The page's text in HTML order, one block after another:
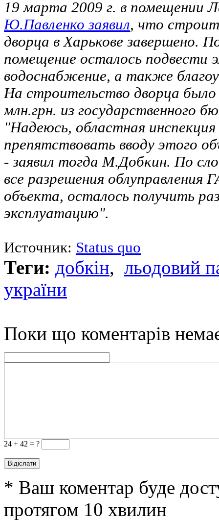
19 марта 2009 г. в помещении
Ю.Павленко заявил, что
дворца в Харькове завершено.
помещение осталось подвести
водоснабжение, а также
На строительство дворца было
млн.грн. из государственного
"Надеюсь, областная
препятствовать вводу этого
- заявил тогда М.Добкин. По
все разрешения
объекта, осталось получить
эксплуатацию".
Источник: Status quo
Теги: добкін, льодовий
україни
Поки що коментарів
24 + 42 = ?
* Ваш коментар буде
протягом 10 хвилин